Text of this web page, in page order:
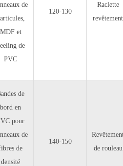
de
MDF et
de
PVC
120-130
Raclette
revêtement
de
bord en
pour
de
de
densité
140-150
de rouleau